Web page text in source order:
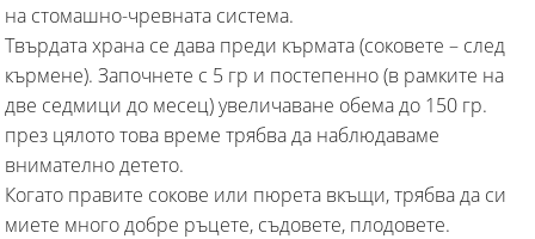
на стомашно-чревната система.
Твърдата храна се дава преди кърмата (соковете – след
кърмене). Започнете с 5 гр и постепенно (в рамките на
две седмици до месец) увеличаване обема до 150 гр.
през цялото това време трябва да наблюдаваме
внимателно детето.
Когато правите сокове или пюрета вкъщи, трябва да си
миете много добре ръцете, съдовете, плодовете.